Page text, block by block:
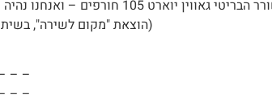
ב-4.2 ימלאו למשורר הבריטי
(הוצאת "מקום לשירה",
– –
– –